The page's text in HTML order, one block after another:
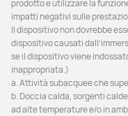
prodotto e utilizzare la
impatti negativi sulle
Il dispositivo non dovrebbe
dispositivo causati
se il dispositivo viene
inappropriata.)
a. Attività subacquee che
b. Doccia calda, sorgenti
ad alte temperature e/o in